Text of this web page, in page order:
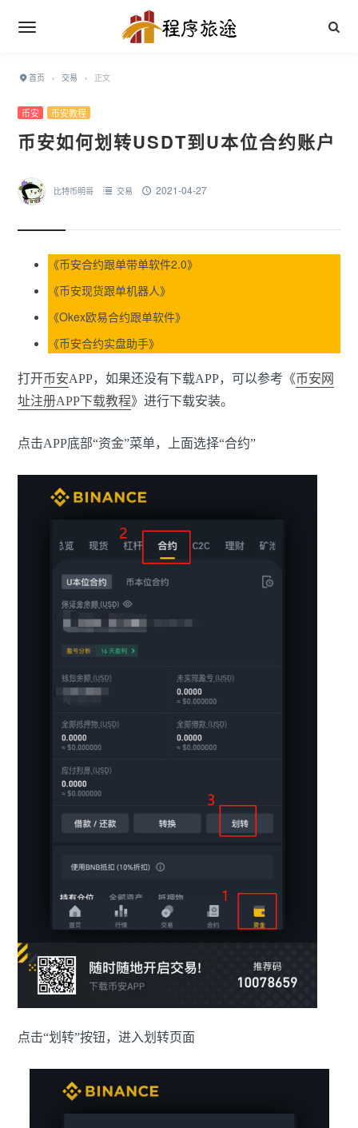
首页 › 交易 › 正文
币安 币安教程
币安如何划转USDT到U本位合约账户
比特币明哥 交易 2021-04-27
《币安合约跟单带单软件2.0》
《币安现货跟单机器人》
《Okex欧易合约跟单软件》
《币安合约实盘助手》
打开币安APP，如果还没有下载APP，可以参考《币安网
址注册APP下载教程》进行下载安装。
点击APP底部“资金”菜单，上面选择“合约”
点击“划转”按钮，进入划转页面